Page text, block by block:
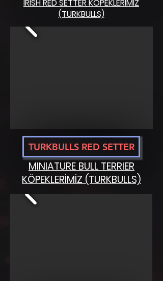
IRISH RED SETTER KÖPEKLERİMİZ
(TURKBULLS)
TURKBULLS RED SETTER
MINIATURE BULL TERRIER
KÖPEKLERİMİZ (TURKBULLS)